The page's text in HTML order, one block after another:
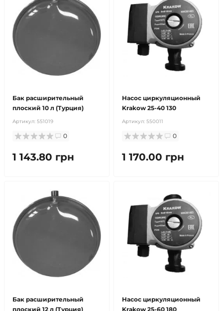
Бак расширительный
плоский 10 л (Турция)
Артикул: 551019
0
1 143.80 грн
Насос циркуляционный
Krakow 25-40 130
Артикул: 550011
0
1 170.00 грн
Бак расширительный
плоский 12 л (Турция)
Насос циркуляционный
Krakow 25-60 180